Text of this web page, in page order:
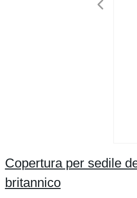
Copertura per sedile
britannico